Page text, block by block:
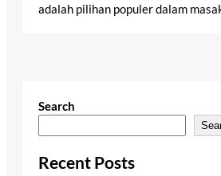
adalah pilihan populer dalam
Search
Recent Posts